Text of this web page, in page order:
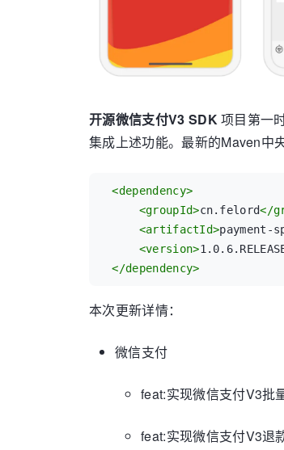
开源微信支付V3 SDK 项目第一
集成上述功能。最新的Maven中
<dependency>
<groupId>cn.felord</
<artifactId>
<version>
</dependency>
本次更新详情：
微信支付
feat:实现微信支付V3批
feat:实现微信支付V3退